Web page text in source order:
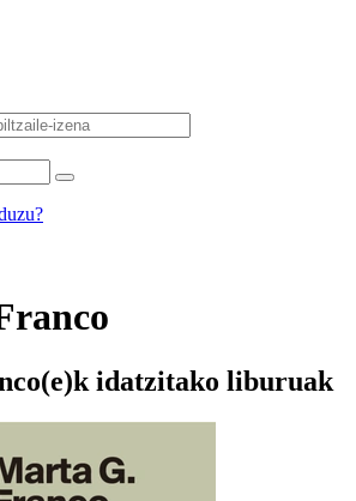
idatzitako liburuak